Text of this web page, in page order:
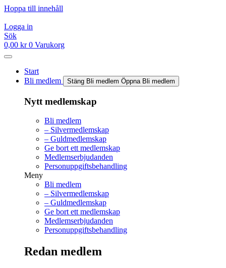
Hoppa till innehåll
Logga in
Sök
0,00 kr 0 Varukorg
Start
Bli medlem
Stäng Bli medlem Öppna Bli medlem
Nytt medlemskap
Bli medlem
– Silvermedlemskap
– Guldmedlemskap
Ge bort ett medlemskap
Medlemserbjudanden
Personuppgiftsbehandling
Meny
Bli medlem
– Silvermedlemskap
– Guldmedlemskap
Ge bort ett medlemskap
Medlemserbjudanden
Personuppgiftsbehandling
Redan medlem